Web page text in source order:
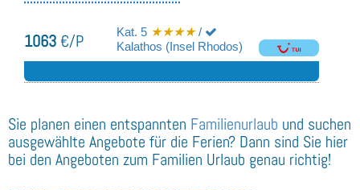
Kat. 5 ★★★★/
Kalathos (Insel Rhodos)
1063€/P
Sie planen einen entspannten Familienurlaub und suchen
ausgewählte Angebote für die Ferien? Dann sind Sie hier
bei den Angeboten zum Familien Urlaub genau richtig!